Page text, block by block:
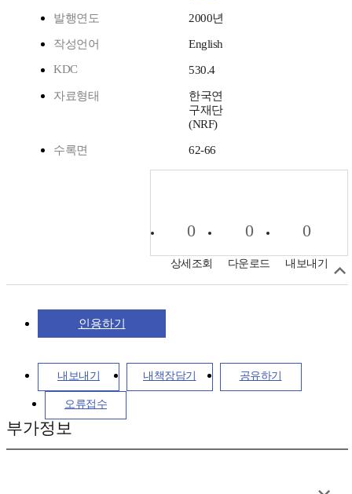
발행연도 2000년
작성언어
English
KDC
530.4
자료형태
한국연
구재단
(NRF)
수록면 62-66
0
상세조회
0
다운로드
0
내보내기
인용하기
내보내기 내책장담기 공유하기
오류접수
부가정보